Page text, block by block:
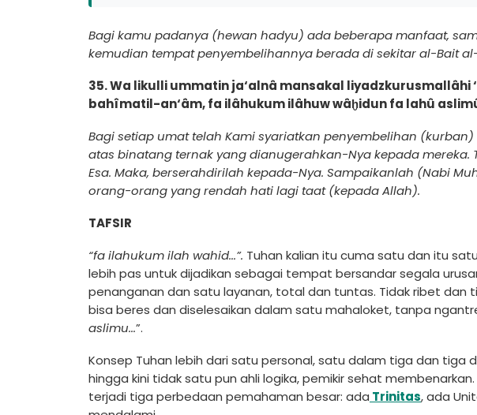
Bagi kamu padanya (hewan hadyu) ada beberapa manfaat,
kemudian tempat penyembelihannya berada di sekitar al-Bait
35. Wa likulli ummatin ja‘alnâ mansakal liyadzkurusmallâhi
bahîmatil-an‘âm, fa ilâhukum ilâhuw wâḫidun fa lahû
Bagi setiap umat telah Kami syariatkan penyembelihan
atas binatang ternak yang dianugerahkan-Nya kepada mereka.
Esa. Maka, berserahdirilah kepada-Nya. Sampaikanlah (Nabi
orang-orang yang rendah hati lagi taat (kepada Allah).
TAFSIR
“fa ilahukum ilah wahid...”. Tuhan kalian itu cuma satu dan itu
lebih pas untuk dijadikan sebagai tempat bersandar segala
penanganan dan satu layanan, total dan tuntas. Tidak ribet dan
bisa beres dan diselesaikan dalam satu mahaloket, tanpa
aslimu...”.
Konsep Tuhan lebih dari satu personal, satu dalam tiga dan tiga
hingga kini tidak satu pun ahli logika, pemikir sehat
terjadi tiga perbedaan pemahaman besar: ada Trinitas, ada